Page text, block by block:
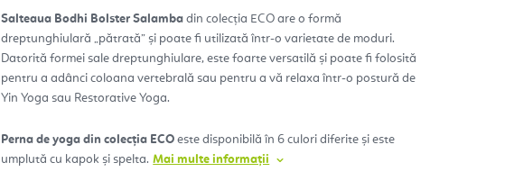
este
0,0
din
stele.
Salteaua Bodhi Bolster Salamba din colecția ECO are o formă
dreptunghiulară „pătrată” și poate fi utilizată într-o varietate de moduri.
Datorită formei sale dreptunghiulare, este foarte versatilă și poate fi folosită
pentru a adânci coloana vertebrală sau pentru a vă relaxa într-o postură de
Yin Yoga sau Restorative Yoga.
Perna de yoga din colecția ECO este disponibilă în 6 culori diferite și este
umplută cu kapok și spelta. Mai multe informații